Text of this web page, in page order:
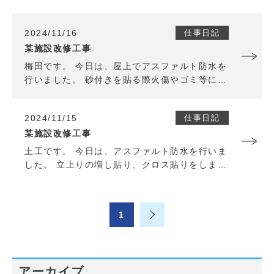
2024/11/16
仕事日記
某施設改修工事
梅田です。 今日は、屋上でアスファルト防水を
行いました。 砂付きを貼る際火傷やゴミ等に引
業していきます。
2024/11/15 仕事日記
某施設改修工事
土工です。 今日は、アスファルト防水を行いま
した。 立上りの増し貼り、クロス貼りをしまし
1